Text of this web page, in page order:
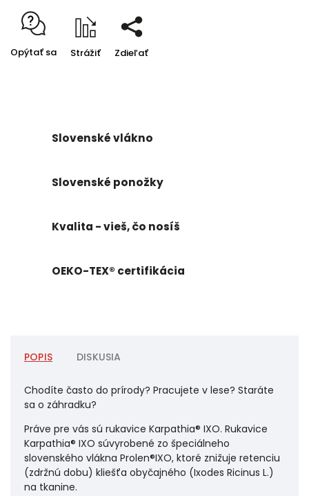
Opýtať sa Strážiť Zdieľať
Slovenské vlákno
Slovenské ponožky
Kvalita - vieš, čo nosíš
OEKO-TEX® certifikácia
POPIS DISKUSIA
Chodíte často do prírody? Pracujete v lese? Staráte
sa o záhradku?
Práve pre vás sú rukavice Karpathia® IXO. Rukavice
Karpathia® IXO súvyrobené zo špeciálneho
slovenského vlákna Prolen®IXO, ktoré znižuje retenciu
(zdržnú dobu) kliešťa obyčajného (Ixodes Ricinus L.)
na tkanine.